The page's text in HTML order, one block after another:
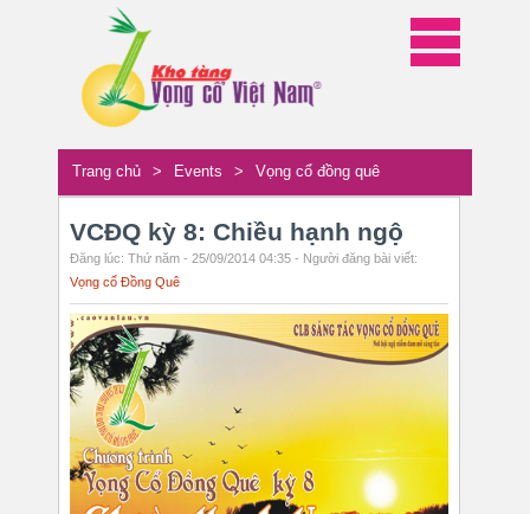
Trang chủ > Events > Vọng cổ đồng quê
VCĐQ kỳ 8: Chiều hạnh ngộ
Đăng lúc: Thứ năm - 25/09/2014 04:35 - Người đăng bài viết:
Vọng cổ Đồng Quê